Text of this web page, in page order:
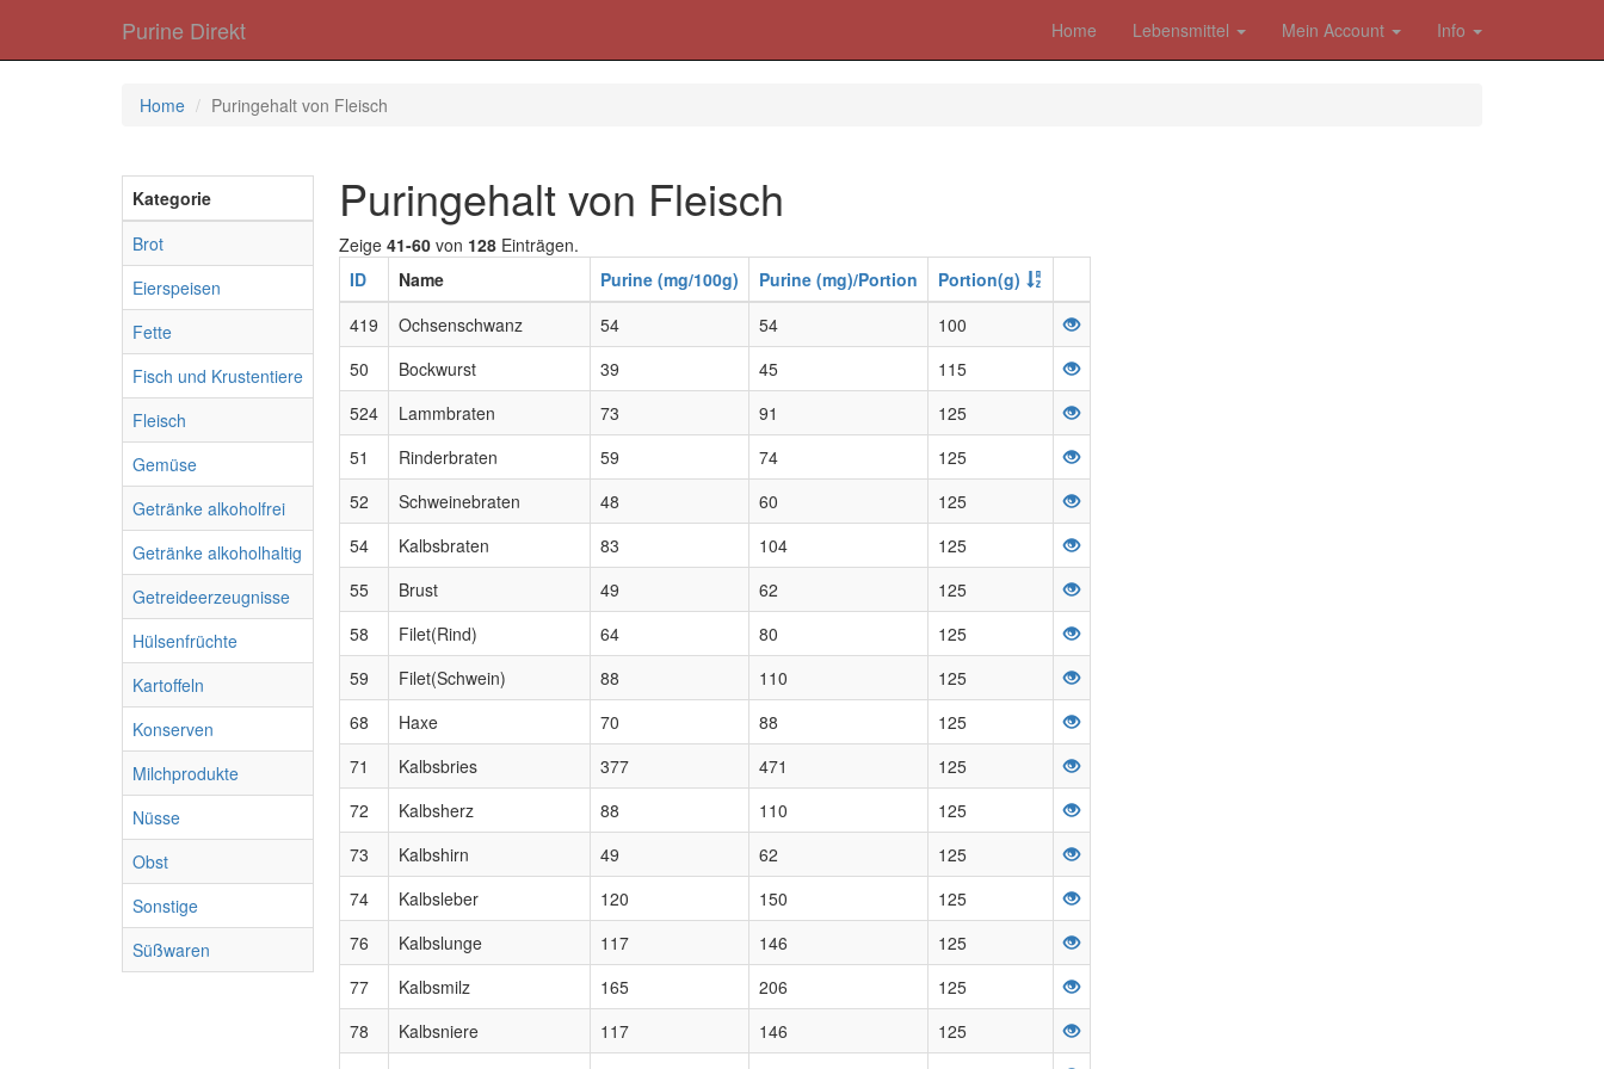
Purine Direkt Home Lebensmittel Mein Account Info
Home Puringehalt von Fleisch
Kategorie
Brot
Eierspeisen
Fette
Fisch und Krustentiere
Fleisch
Gemüse
Getränke alkoholfrei
Getränke alkoholhaltig
Getreideerzeugnisse
Hülsenfrüchte
Kartoffeln
Konserven
Milchprodukte
Nüsse
Obst
Sonstige
Süßwaren
Puringehalt von Fleisch
Zeige 41-60 von 128 Einträgen.
ID
Name Purine (mg/100g) Purine (mg)/Portion
Portion(g)
419
Ochsenschwanz 54 54
100
50
Bockwurst 39 45
115
524
Lammbraten 73 91
125
51
Rinderbraten 59 74
125
52
Schweinebraten 48 60
125
54
Kalbsbraten 83 104
125
55
Brust 49 62
125
58
Filet(Rind) 64 80
125
59
Filet(Schwein) 88 110
125
68
Haxe 70 88
125
71
Kalbsbries 377 471
125
72
Kalbsherz 88 110
125
73
Kalbshirn 49 62
125
74
Kalbsleber 120 150
125
76
Kalbslunge 117 146
125
77
Kalbsmilz 165 206
125
78
Kalbsniere 117 146
125